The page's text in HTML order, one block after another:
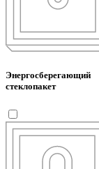
Энергосберегающий
стеклопакет